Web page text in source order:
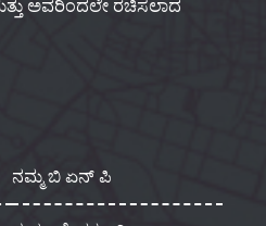
ಅವರಿಂದಲೇ ರಚಿಸಲಾದ
ನಮ್ಮ ಬಿ ಏನ್ ಪಿ